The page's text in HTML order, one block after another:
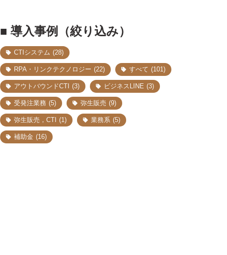
■ 導入事例（絞り込み）
CTIシステム (28)
RPA・リンクテクノロジー (22) すべて (101)
アウトバウンドCTI (3) ビジネスLINE (3)
受発注業務 (5) 弥生販売 (9)
弥生販売，CTI (1) 業務系 (5)
補助金 (16)